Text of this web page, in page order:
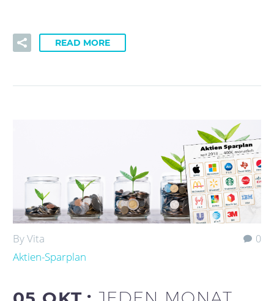
READ MORE
0
By Vita
Aktien-Sparplan